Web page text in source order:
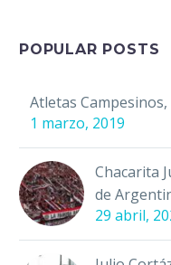
POPULAR POSTS
Atletas
1 marzo, 2019
Chacarita
de
29 abril,